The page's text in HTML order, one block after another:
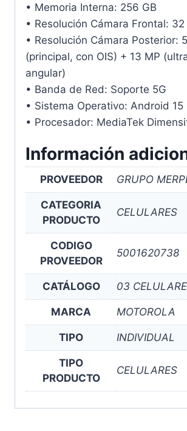
• Memoria Interna: 256 GB
• Resolución Cámara Frontal:
• Resolución Cámara Posterior:
(principal, con OIS) + 13 MP
angular)
• Banda de Red: Soporte 5G
• Sistema Operativo: Android
• Procesador: MediaTek
Información
PROVEEDOR GRUPO
CATEGORIA
PRODUCTO
CELULARES
CODIGO
PROVEEDOR
5001620738
CATÁLOGO 03
MARCA MOTOROLA
TIPO INDIVIDUAL
TIPO
PRODUCTO
CELULARES